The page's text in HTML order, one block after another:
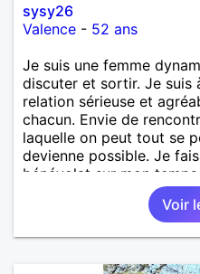
sysy26
Valence - 52 ans
Je suis une femme
discuter et sortir. Je suis
relation sérieuse et
chacun. Envie de
laquelle on peut tout se
devienne possible. Je
bénévolat sur mon
et je suis également
Voir